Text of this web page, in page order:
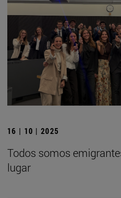
16 | 10 | 2025
Todos somos
lugar